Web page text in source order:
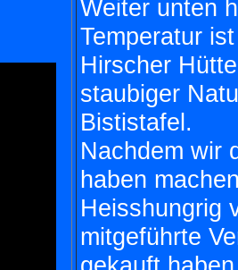
Weiter unten
Temperatur
Hirscher
staubiger
Bististafel.
Nachdem wir
haben
Heisshungrig
mitgeführte